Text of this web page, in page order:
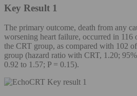
Key Result 1
The primary outcome, death from any
worsening heart failure, occurred in 116
the CRT group, as compared with 102
group (hazard ratio with CRT, 1.20;
0.92 to 1.57; P = 0.15).